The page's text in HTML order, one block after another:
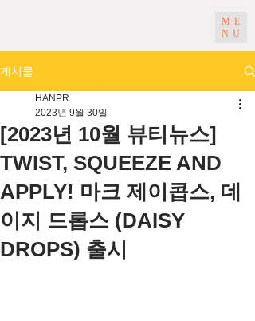
ME
NU
게시물
[2023년 10월 뷰티뉴스]
TWIST, SQUEEZE AND
APPLY! 마크 제이콥스, 데
이지 드롭스 (DAISY
DROPS) 출시
HANPR
2023년 9월 30일